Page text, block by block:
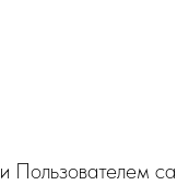
Пользователем